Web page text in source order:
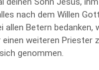
nach dem Willen
allen Betern bedanken,
weiteren Priester
genommen.